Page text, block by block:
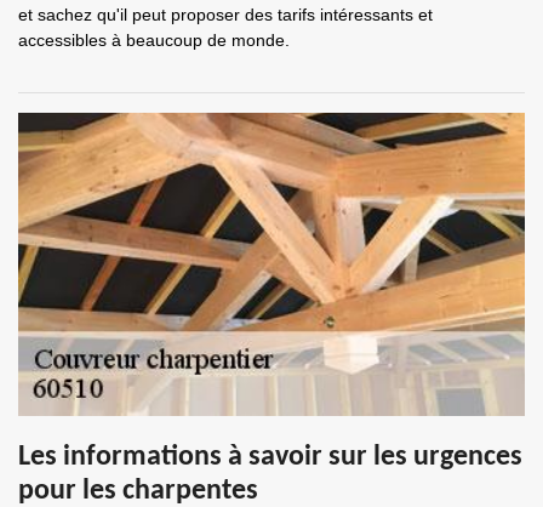
et sachez qu'il peut proposer des tarifs intéressants et
accessibles à beaucoup de monde.
Les informations à savoir sur les urgences
pour les charpentes